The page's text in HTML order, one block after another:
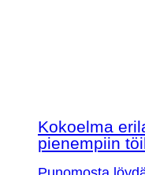
Kokoelma
pienempiin